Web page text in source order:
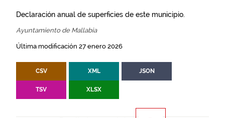
Declaración anual de superficies de este municipio.
Ayuntamiento de Mallabia
Última modificación 27 enero 2026
CSV XML JSON
TSV XLSX